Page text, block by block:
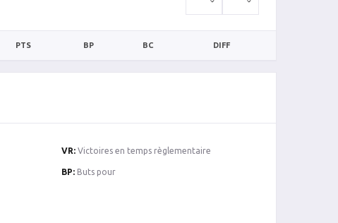
PTS BP BC DIFF
VR: Victoires en temps règlementaire
BP: Buts pour